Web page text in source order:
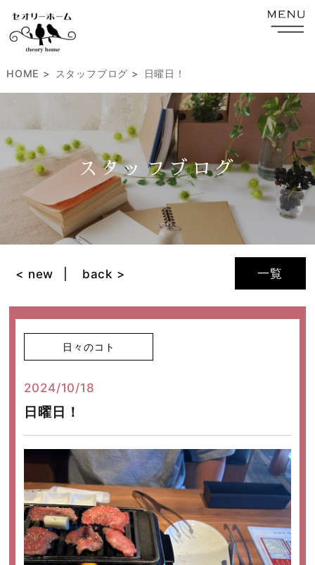
HOME スタッフブログ 日曜日！
スタッフブログ
一覧
< new back >
日々のコト
2024/10/18
日曜日！